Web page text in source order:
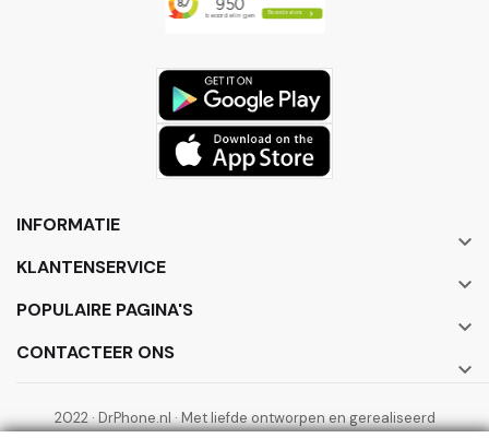
INFORMATIE

KLANTENSERVICE

POPULAIRE PAGINA'S

CONTACTEER ONS

2022 · DrPhone.nl · Met liefde ontworpen en gerealiseerd